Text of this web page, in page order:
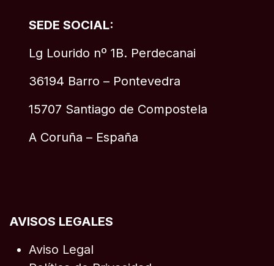
SEDE SOCIAL:
Lg Lourido nº 1B. Perdecanai
36194 Barro – Pontevedra
15707 Santiago de Compostela
A Coruña – España
AVISOS LEGALES
Aviso Legal